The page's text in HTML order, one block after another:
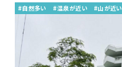
#自然多い #温泉が近い #山が近い